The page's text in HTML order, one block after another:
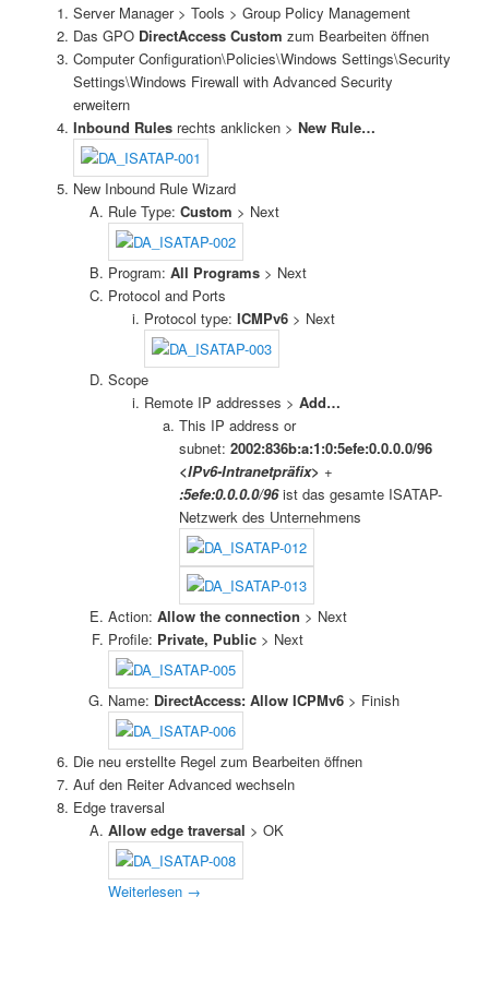
Server Manager > Tools > Group Policy Management
Das GPO DirectAccess Custom zum Bearbeiten öffnen
Computer Configuration\Policies\Windows Settings\Security
Settings\Windows Firewall with Advanced Security
erweitern
Inbound Rulesrechts anklicken > New Rule…
New Inbound Rule Wizard
Rule Type:Custom > Next
Program:All Programs > Next
Protocol and Ports
Protocol type: ICMPv6> Next
Scope
Remote IP addresses > Add…
This IP address or
subnet:2002:836b:a:1:0:5efe:0.0.0.0/96
<IPv6-Intranetpräfix> +
:5efe:0.0.0.0/96ist das gesamte ISATAP-
Netzwerk des Unternehmens
Action:Allow the connection > Next
Profile: Private, Public > Next
Name: DirectAccess: Allow ICPMv6 > Finish
Die neu erstellte Regel zum Bearbeiten öffnen
Auf den Reiter Advanced wechseln
Edge traversal
Allow edge traversal > OK
Weiterlesen →